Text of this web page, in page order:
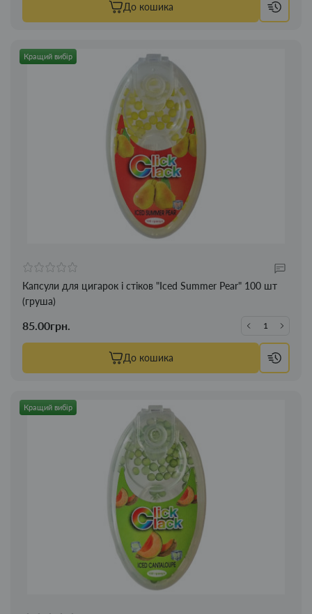
До кошика
Кращий вибір
Капсули для цигарок і стіков "Iced Summer Pear" 100 шт
(груша)
85.00грн.
До кошика
Кращий вибір